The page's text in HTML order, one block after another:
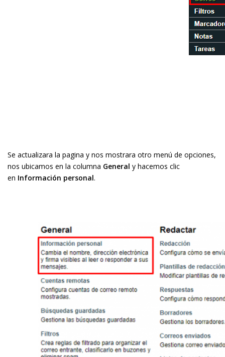
Se actualizara la pagina y nos mostrara otro menú de opciones,
nos ubicamos en la columna General y hacemos clic
en Información personal.